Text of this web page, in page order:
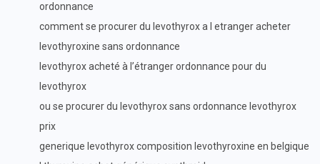
ordonnance
comment se procurer du levothyrox a l etranger acheter
levothyroxine sans ordonnance
levothyrox acheté à l’étranger ordonnance pour du
levothyrox
ou se procurer du levothyrox sans ordonnance levothyrox
prix
generique levothyrox composition levothyroxine en belgique